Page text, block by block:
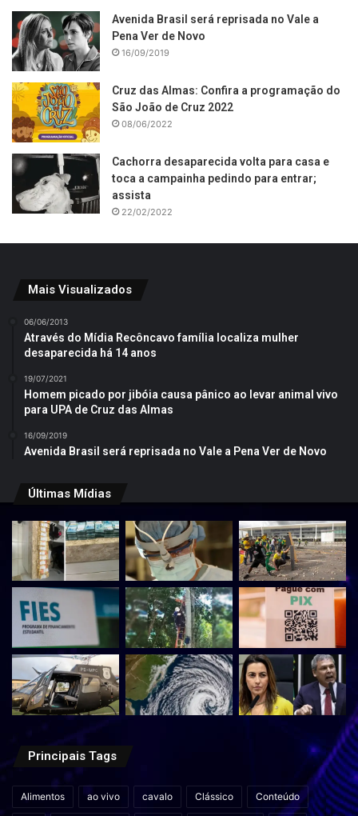
Avenida Brasil será reprisada no Vale a
Pena Ver de Novo
16/09/2019
Cruz das Almas: Confira a programação do
São João de Cruz 2022
08/06/2022
Cachorra desaparecida volta para casa e
toca a campainha pedindo para entrar;
assista
22/02/2022
Mais Visualizados
06/06/2013
Através do Mídia Recôncavo família localiza mulher
desaparecida há 14 anos
19/07/2021
Homem picado por jibóia causa pânico ao levar animal vivo
para UPA de Cruz das Almas
16/09/2019
Avenida Brasil será reprisada no Vale a Pena Ver de Novo
Últimas Mídias
Principais Tags
Alimentos ao vivo cavalo Clássico Conteúdo